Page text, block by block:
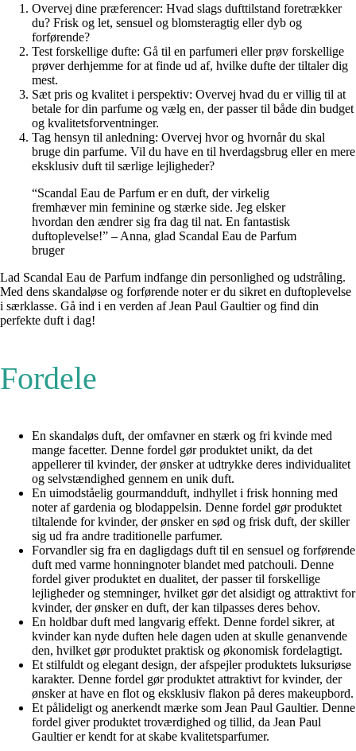
Overvej dine præferencer: Hvad slags dufttilstand foretrækker
du? Frisk og let, sensuel og blomsteragtig eller dyb og
forførende?
Test forskellige dufte: Gå til en parfumeri eller prøv forskellige
prøver derhjemme for at finde ud af, hvilke dufte der tiltaler dig
mest.
Sæt pris og kvalitet i perspektiv: Overvej hvad du er villig til at
betale for din parfume og vælg en, der passer til både din budget
og kvalitetsforventninger.
Tag hensyn til anledning: Overvej hvor og hvornår du skal
bruge din parfume. Vil du have en til hverdagsbrug eller en mere
eksklusiv duft til særlige lejligheder?
“Scandal Eau de Parfum er en duft, der virkelig
fremhæver min feminine og stærke side. Jeg elsker
hvordan den ændrer sig fra dag til nat. En fantastisk
duftoplevelse!” – Anna, glad Scandal Eau de Parfum
bruger
Lad Scandal Eau de Parfum indfange din personlighed og udstråling.
Med dens skandaløse og forførende noter er du sikret en duftoplevelse
i særklasse. Gå ind i en verden af Jean Paul Gaultier og find din
perfekte duft i dag!
Fordele
En skandaløs duft, der omfavner en stærk og fri kvinde med
mange facetter. Denne fordel gør produktet unikt, da det
appellerer til kvinder, der ønsker at udtrykke deres individualitet
og selvstændighed gennem en unik duft.
En uimodståelig gourmandduft, indhyllet i frisk honning med
noter af gardenia og blodappelsin. Denne fordel gør produktet
tiltalende for kvinder, der ønsker en sød og frisk duft, der skiller
sig ud fra andre traditionelle parfumer.
Forvandler sig fra en dagligdags duft til en sensuel og forførende
duft med varme honningnoter blandet med patchouli. Denne
fordel giver produktet en dualitet, der passer til forskellige
lejligheder og stemninger, hvilket gør det alsidigt og attraktivt for
kvinder, der ønsker en duft, der kan tilpasses deres behov.
En holdbar duft med langvarig effekt. Denne fordel sikrer, at
kvinder kan nyde duften hele dagen uden at skulle genanvende
den, hvilket gør produktet praktisk og økonomisk fordelagtigt.
Et stilfuldt og elegant design, der afspejler produktets luksuriøse
karakter. Denne fordel gør produktet attraktivt for kvinder, der
ønsker at have en flot og eksklusiv flakon på deres makeupbord.
Et pålideligt og anerkendt mærke som Jean Paul Gaultier. Denne
fordel giver produktet troværdighed og tillid, da Jean Paul
Gaultier er kendt for at skabe kvalitetsparfumer.